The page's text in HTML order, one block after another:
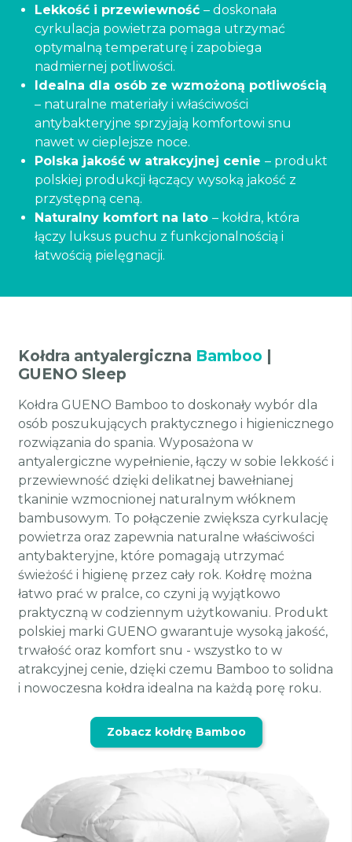
Lekkość i przewiewność – doskonała
cyrkulacja powietrza pomaga utrzymać
optymalną temperaturę i zapobiega
nadmiernej potliwości.
Idealna dla osób ze wzmożoną potliwością
– naturalne materiały i właściwości
antybakteryjne sprzyjają komfortowi snu
nawet w cieplejsze noce.
Polska jakość w atrakcyjnej cenie – produkt
polskiej produkcji łączący wysoką jakość z
przystępną ceną.
Naturalny komfort na lato – kołdra, która
łączy luksus puchu z funkcjonalnością i
łatwością pielęgnacji.
Kołdra antyalergiczna Bamboo |
GUENO Sleep
Kołdra GUENO Bamboo to doskonały wybór dla
osób poszukujących praktycznego i higienicznego
rozwiązania do spania. Wyposażona w
antyalergiczne wypełnienie, łączy w sobie lekkość i
przewiewność dzięki delikatnej bawełnianej
tkaninie wzmocnionej naturalnym włóknem
bambusowym. To połączenie zwiększa cyrkulację
powietrza oraz zapewnia naturalne właściwości
antybakteryjne, które pomagają utrzymać
świeżość i higienę przez cały rok. Kołdrę można
łatwo prać w pralce, co czyni ją wyjątkowo
praktyczną w codziennym użytkowaniu. Produkt
polskiej marki GUENO gwarantuje wysoką jakość,
trwałość oraz komfort snu - wszystko to w
atrakcyjnej cenie, dzięki czemu Bamboo to solidna
i nowoczesna kołdra idealna na każdą porę roku.
Zobacz kołdrę Bamboo